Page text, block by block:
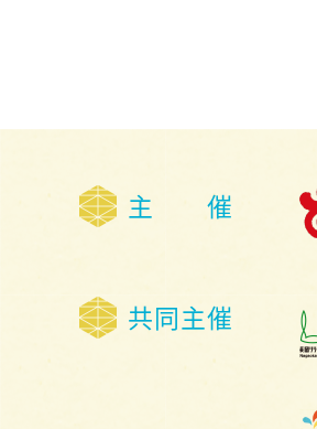
主 催
共同主催